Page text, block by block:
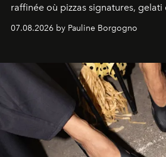
raffinée où pizzas signatures,
d'exception composent un
07.08.2026 by Pauline Borgogno